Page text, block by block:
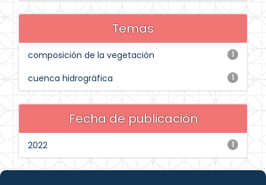
Temas
1
composición de la vegetación
1
cuenca hidrográfica
Fecha de publicación
1
2022